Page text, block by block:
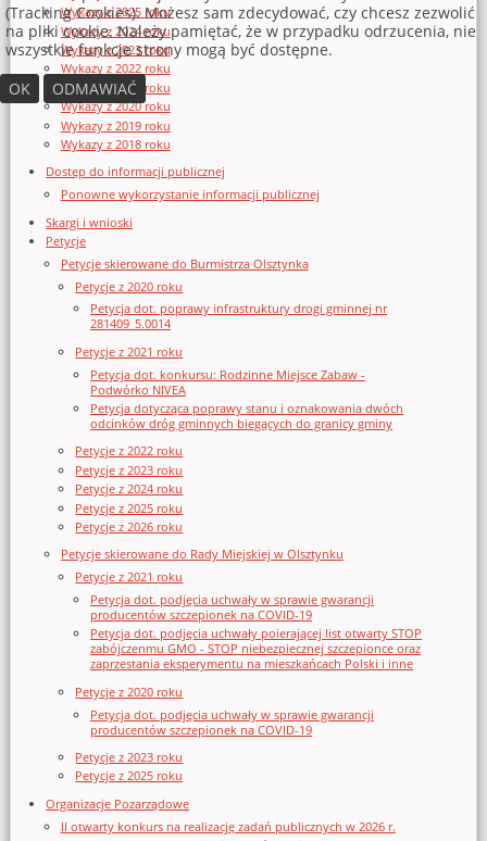
Wykazy z 2025 roku
Wykazy z 2024 roku
Wykazy z 2023 roku
Wykazy z 2022 roku
Wykazy z 2021 roku
Wykazy z 2020 roku
Wykazy z 2019 roku
Wykazy z 2018 roku
Dostęp do informacji publicznej
Ponowne wykorzystanie informacji publicznej
Skargi i wnioski
Petycje
Petycje skierowane do Burmistrza Olsztynka
Petycje z 2020 roku
Petycja dot. poprawy infrastruktury drogi gminnej nr
281409_5.0014
Petycje z 2021 roku
Petycja dot. konkursu: Rodzinne Miejsce Zabaw -
Podwórko NIVEA
Petycja dotycząca poprawy stanu i oznakowania dwóch
odcinków dróg gminnych biegących do granicy gminy
Petycje z 2022 roku
Petycje z 2023 roku
Petycje z 2024 roku
Petycje z 2025 roku
Petycje z 2026 roku
Petycje skierowane do Rady Miejskiej w Olsztynku
Petycje z 2021 roku
Petycja dot. podjęcia uchwały w sprawie gwarancji
producentów szczepionek na COVID-19
Petycja dot. podjęcia uchwały poierającej list otwarty STOP
zabójczenmu GMO - STOP niebezpiecznej szczepionce oraz
zaprzestania eksperymentu na mieszkańcach Polski i inne
Petycje z 2020 roku
Petycja dot. podjęcia uchwały w sprawie gwarancji
producentów szczepionek na COVID-19
Petycje z 2023 roku
Petycje z 2025 roku
Organizacje Pozarządowe
II otwarty konkurs na realizację zadań publicznych w 2026 r.
(Tracking Cookies). Możesz sam zdecydować, czy chcesz zezwolić
na pliki cookie. Należy pamiętać, że w przypadku odrzucenia, nie
wszystkie funkcje strony mogą być dostępne.
OK
ODMAWIAĆ